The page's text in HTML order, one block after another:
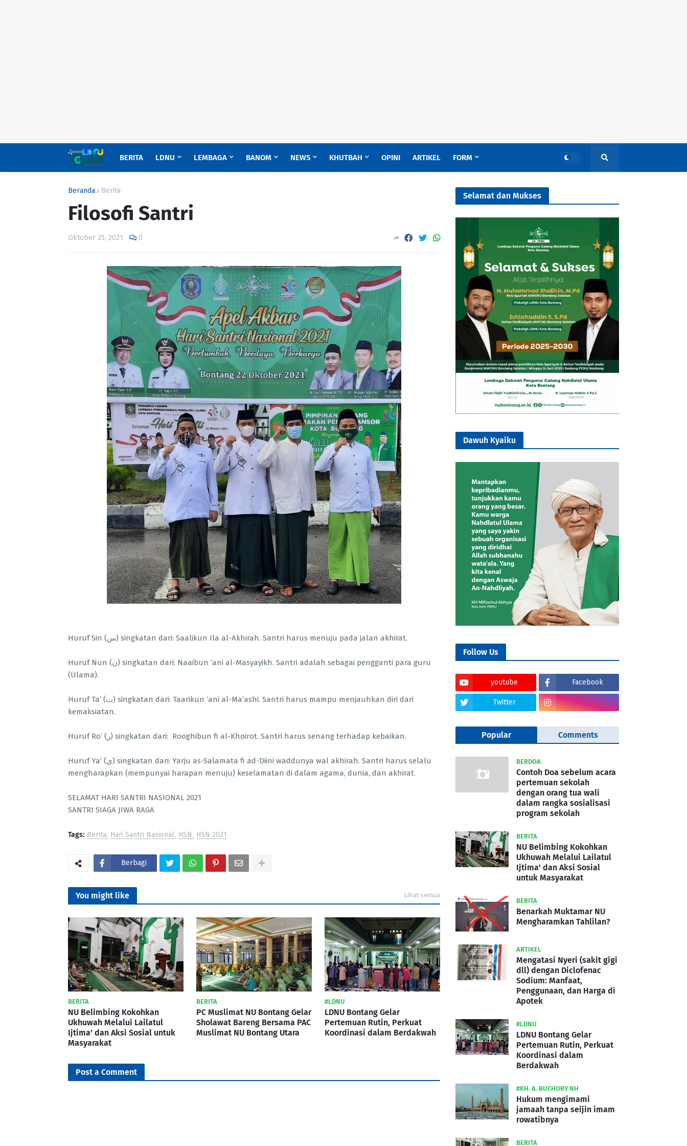
BERITA LDNU LEMBAGA BANOM NEWS KHUTBAH OPINI ARTIKEL FORM
Beranda Berita
Filosofi Santri
Oktober 25, 2021 0
Huruf Sin (س) singkatan dari: Saalikun Ila al-Akhirah. Santri harus menuju pada jalan akhirat.
Huruf Nun (ن) singkatan dari: Naaibun ‘ani al-Masyayikh. Santri adalah sebagai pengganti para guru
(Ulama).
Huruf Ta’ (ت) singkatan dari: Taarikun ‘ani al-Ma’ashi. Santri harus mampu menjauhkan diri dari
kemaksiatan.
Huruf Ro’ (ر) singkatan dari: Rooghibun fi al-Khoirot. Santri harus senang terhadap kebaikan.
Huruf Ya’ (ي) singkatan dari: Yarju as-Salamata fi ad-Diini waddunya wal akhirah. Santri harus selalu
mengharapkan (mempunyai harapan menuju) keselamatan di dalam agama, dunia, dan akhirat.
SELAMAT HARI SANTRI NASIONAL 2021
SANTRI SIAGA JIWA RAGA
Tags: Berita Hari Santri Nasional HSN HSN 2021
Berbagi
You might like Lihat semua
BERITA
NU Belimbing Kokohkan
Ukhuwah Melalui Lailatul
Ijtima' dan Aksi Sosial untuk
Masyarakat
BERITA
PC Muslimat NU Bontang Gelar
Sholawat Bareng Bersama PAC
Muslimat NU Bontang Utara
#LDNU
LDNU Bontang Gelar
Pertemuan Rutin, Perkuat
Koordinasi dalam Berdakwah
Post a Comment
Selamat dan Mukses
Dawuh Kyaiku
Follow Us
youtube Facebook
Twitter
Popular Comments
BERDOA
Contoh Doa sebelum acara
pertemuan sekolah
dengan orang tua wali
dalam rangka sosialisasi
program sekolah
BERITA
NU Belimbing Kokohkan
Ukhuwah Melalui Lailatul
Ijtima' dan Aksi Sosial
untuk Masyarakat
BERITA
Benarkah Muktamar NU
Mengharamkan Tahlilan?
ARTIKEL
Mengatasi Nyeri (sakit gigi
dll) dengan Diclofenac
Sodium: Manfaat,
Penggunaan, dan Harga di
Apotek
#LDNU
LDNU Bontang Gelar
Pertemuan Rutin, Perkuat
Koordinasi dalam
Berdakwah
#KH. A. BUCHORY NH
Hukum mengimami
jamaah tanpa seijin imam
rowatibnya
BERITA